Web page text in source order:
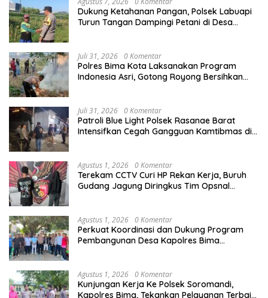
Dukung Ketahanan Pangan, Polsek Labuapi
Turun Tangan Dampingi Petani di Desa
Juli 31, 2026 0 Komentar
Polres Bima Kota Laksanakan Program
Indonesia Asri, Gotong Royong Bersihkan
Juli 31, 2026 0 Komentar
Patroli Blue Light Polsek Rasanae Barat
Intensifkan Cegah Gangguan Kamtibmas di
Agustus 1, 2026 0 Komentar
Terekam CCTV Curi HP Rekan Kerja, Buruh
Gudang Jagung Diringkus Tim Opsnal
Agustus 1, 2026 0 Komentar
Perkuat Koordinasi dan Dukung Program
Pembangunan Desa Kapolres Bima
Agustus 1, 2026 0 Komentar
Kunjungan Kerja Ke Polsek Soromandi,
Kapolres Bima, Tekankan Pelayanan Terbaik